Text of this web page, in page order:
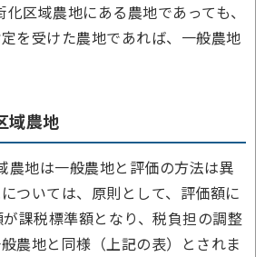
化区域農地にある農地であっても、
を受けた農地であれば、一般農地
域農地
農地は一般農地と評価の方法は異
ついては、原則として、評価額に
課税標準額となり、税負担の調整
農地と同様（上記の表）とされま